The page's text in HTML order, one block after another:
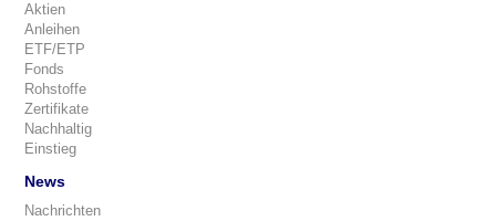
Aktien
Anleihen
ETF/ETP
Fonds
Rohstoffe
Zertifikate
Nachhaltig
Einstieg
News
Nachrichten